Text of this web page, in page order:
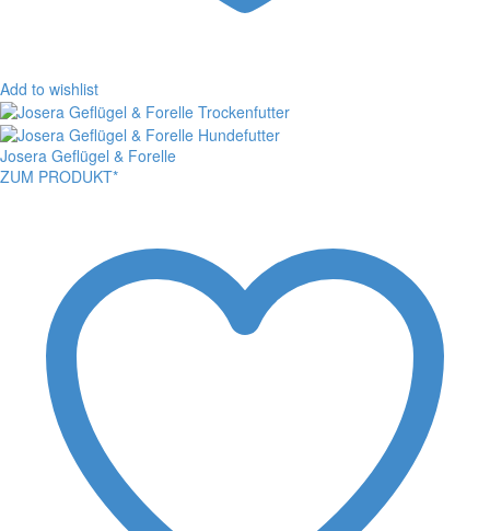
Add to wishlist
Josera Geflügel & Forelle
ZUM PRODUKT*